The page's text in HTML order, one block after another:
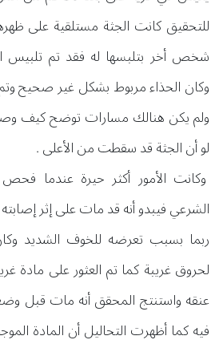
للتحقيق كانت الجثة مستلقية على
شخص أخر بتلبسها له فقد تم تلبيس
وكان الحذاء مربوط بشكل غير صحيح
ولم يكن هنالك مسارات توضح كيف وصل
لو أن الجثة قد سقطت من الأعلى .
وكانت الأمور أكثر حيرة عندما
ربما بسبب تعرضه للخوف الشديد
لحروق غريبة كما تم العثور على مادة
عنقه واستنتج المحقق أنه مات قبل
فيه كما أظهرت التحاليل أن المادة